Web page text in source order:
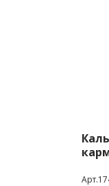
12-